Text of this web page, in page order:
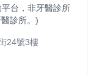
台，非牙醫診所
診所。)
24號3樓